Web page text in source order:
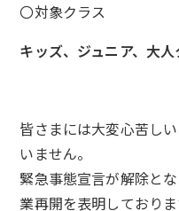
〇対象クラス
キッズ、ジュニア、大人
皆さまには大変心苦し
いません。
緊急事態宣言が解除と
業再開を表明しておりま